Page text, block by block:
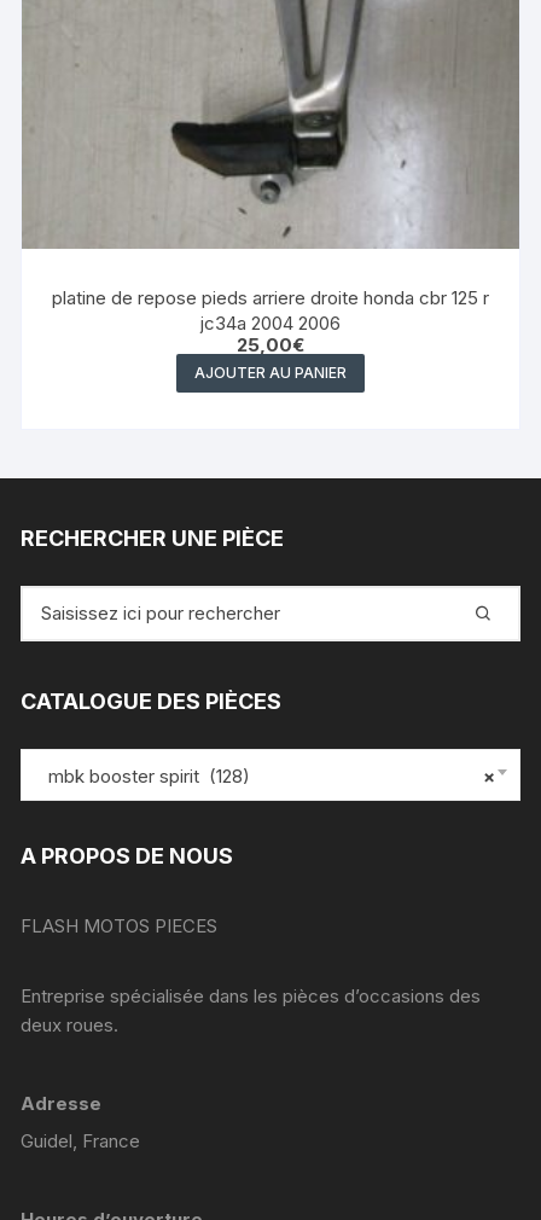
platine de repose pieds arriere droite honda cbr 125 r
jc34a 2004 2006
25,00€
AJOUTER AU PANIER
RECHERCHER UNE PIÈCE
pour
CATALOGUE DES PIÈCES
×
mbk booster spirit (128)
A PROPOS DE NOUS
FLASH MOTOS PIECES
Entreprise spécialisée dans les pièces d’occasions des
deux roues.
Adresse
Guidel, France